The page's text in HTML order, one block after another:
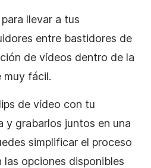
llevar a tus
entre bastidores de
de vídeos dentro de la
muy fácil.
de vídeo con tu
y grabarlos juntos en una
simplificar el proceso
opciones disponibles